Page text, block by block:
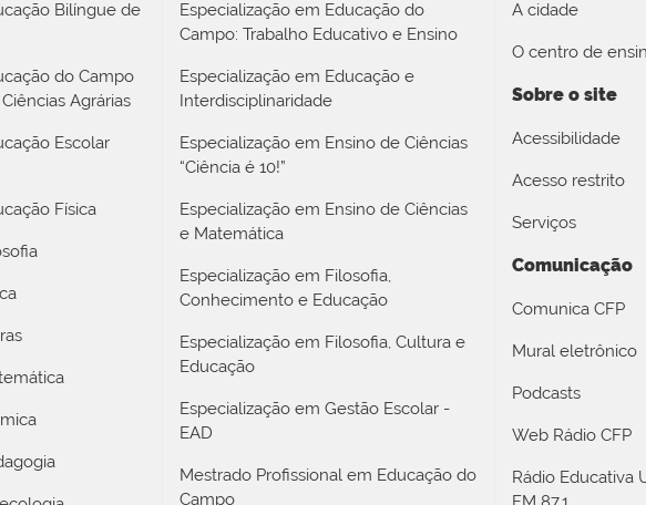
Bilíngue de
do Campo
Agrárias
Escolar
Física
Especialização em Educação do
Campo: Trabalho Educativo e Ensino
Especialização em Educação e
Interdisciplinaridade
Especialização em Ensino de Ciências
“Ciência é 10!”
Especialização em Ensino de Ciências
e Matemática
Especialização em Filosofia,
Conhecimento e Educação
Especialização em Filosofia, Cultura e
Educação
Especialização em Gestão Escolar -
EAD
Mestrado Profissional em Educação do
Campo
A cidade
O centro de
Sobre o site
Acessibilidade
Acesso restrito
Serviços
Comunicação
Comunica CFP
Mural eletrônico
Podcasts
Web Rádio CFP
Rádio Educativa